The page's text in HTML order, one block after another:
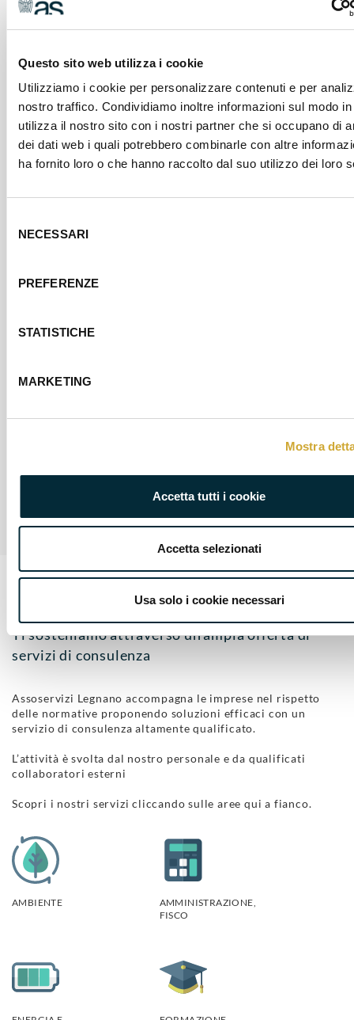
Questo sito web utilizza i cookie
Utilizziamo i cookie per personalizzare contenuti e per
nostro traffico. Condividiamo inoltre informazioni sul modo
utilizza il nostro sito con i nostri partner che si occupano di
dei dati web i quali potrebbero combinarle con altre
ha fornito loro o che hanno raccolto dal suo utilizzo dei loro
delNECESSARI
PREFERENZE
STATISTICHE
MARKETING
Mostra
Accetta tutti i cookie
Accetta selezionati
Usa solo i cookie necessari
italiana
Aver
frequentato
formazione
iniziale
Ti sosteniamo attraverso un’ampia offerta di
servizi di consulenza
Assoservizi Legnano accompagna le imprese nel rispetto
delle normative proponendo soluzioni efficaci con un
servizio di consulenza altamente qualificato.
L’attività è svolta dal nostro personale e da qualificati
collaboratori esterni
Scopri i nostri servizi cliccando sulle aree qui a fianco.
AMBIENTE
AMMINISTRAZIONE,
FISCO